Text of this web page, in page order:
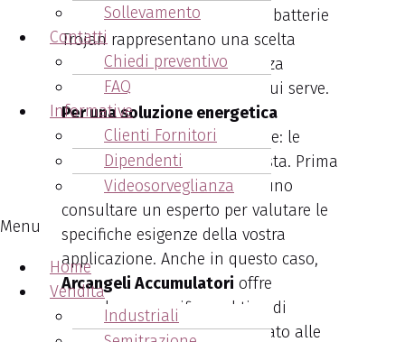
Sollevamento
Contatti
Chiedi preventivo
FAQ
Informative
Clienti Fornitori
Dipendenti
Videosorveglianza
Menu
Home
Vendita
Industriali
solare o altre applicazioni, le batterie
Trojan rappresentano una scelta
saggia, assicurando la potenza
necessaria nel momento in cui serve.
Per una soluzione energetica
affidabile, non cercate altrove: le
batterie Trojan sono la risposta. Prima
di decidere, è sempre opportuno
consultare un esperto per valutare le
specifiche esigenze della vostra
applicazione. Anche in questo caso,
Arcangeli Accumulatori offre
consulenza specifica sul tipo di
batteria maggiormente indicato alle